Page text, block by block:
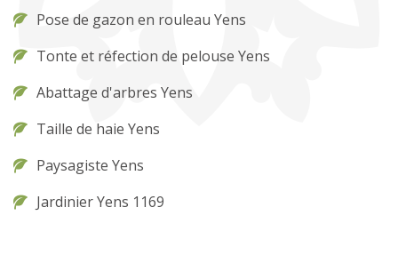
Pose de gazon en rouleau Yens
Tonte et réfection de pelouse Yens
Abattage d'arbres Yens
Taille de haie Yens
Paysagiste Yens
Jardinier Yens 1169